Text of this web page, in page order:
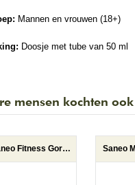
Mannen en vrouwen (18+)
Doosje met tube van 50 ml
mensen kochten
Saneo Fitness Gordel